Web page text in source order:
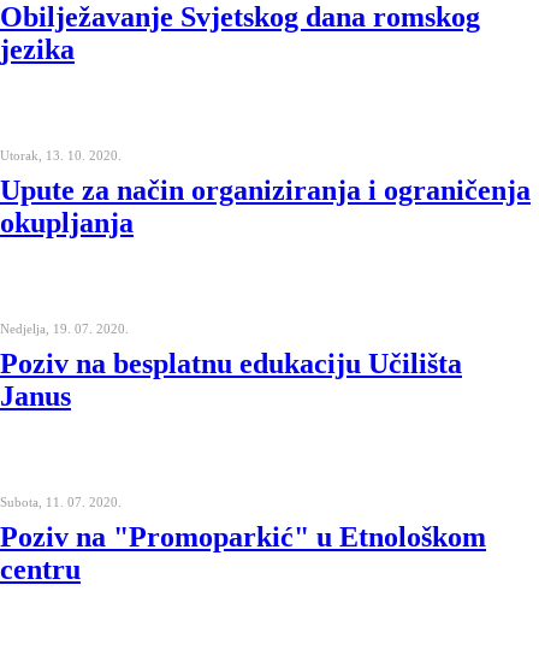
Obilježavanje Svjetskog dana romskog
jezika
Utorak, 13. 10. 2020.
Upute za način organiziranja i ograničenja
okupljanja
Nedjelja, 19. 07. 2020.
Poziv na besplatnu edukaciju Učilišta
Janus
Subota, 11. 07. 2020.
Poziv na "Promoparkić" u Etnološkom
centru